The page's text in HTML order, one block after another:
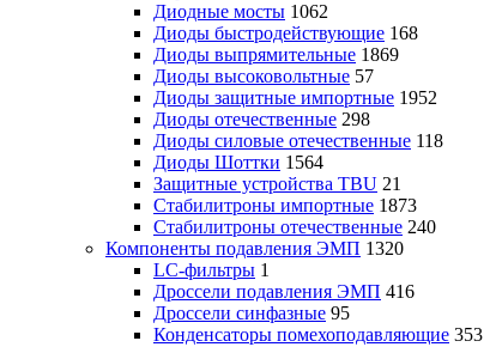
Диодные мосты 1062
Диоды быстродействующие 168
Диоды выпрямительные 1869
Диоды высоковольтные 57
Диоды защитные импортные 1952
Диоды отечественные 298
Диоды силовые отечественные 118
Диоды Шоттки 1564
Защитные устройства TBU 21
Стабилитроны импортные 1873
Стабилитроны отечественные 240
Компоненты подавления ЭМП 1320
LC-фильтры 1
Дроссели подавления ЭМП 416
Дроссели синфазные 95
Конденсаторы помехоподавляющие 353